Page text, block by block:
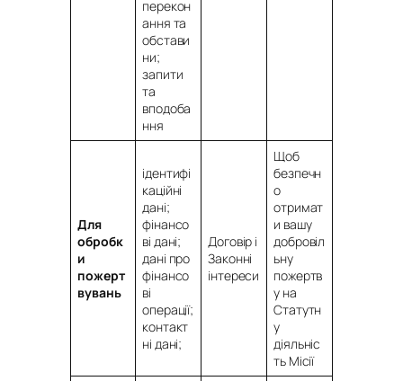
перекон
ання та
обстави
ни;
запити
та
вподоба
ння
Для
обробк
и
пожерт
вувань
ідентифі
каційні
дані;
фінансо
ві дані;
дані про
фінансо
ві
операції;
контакт
ні дані;
Договір і
Законні
інтереси
Щоб
безпечн
о
отримат
и вашу
добровіл
ьну
пожертв
у на
Статутн
у
діяльніс
ть Місії